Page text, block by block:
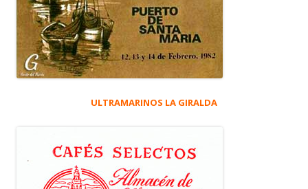
ULTRAMARINOS LA GIRALDA